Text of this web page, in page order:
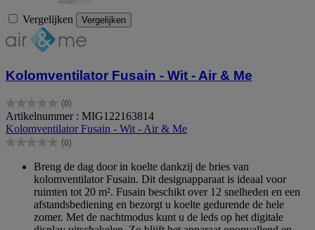
Vergelijken Vergelijken
Kolomventilator Fusain - Wit - Air & Me
(0)
0.0
van
de
5
Artikelnummer : MIG122163814
Kolomventilator Fusain - Wit - Air & Me
(0)
0.0
sterren.
Breng de dag door in koelte dankzij de bries van
kolomventilator Fusain. Dit designapparaat is ideaal voor
ruimten tot 20 m². Fusain beschikt over 12 snelheden en een
afstandsbediening en bezorgt u koelte gedurende de hele
zomer. Met de nachtmodus kunt u de leds op het digitale